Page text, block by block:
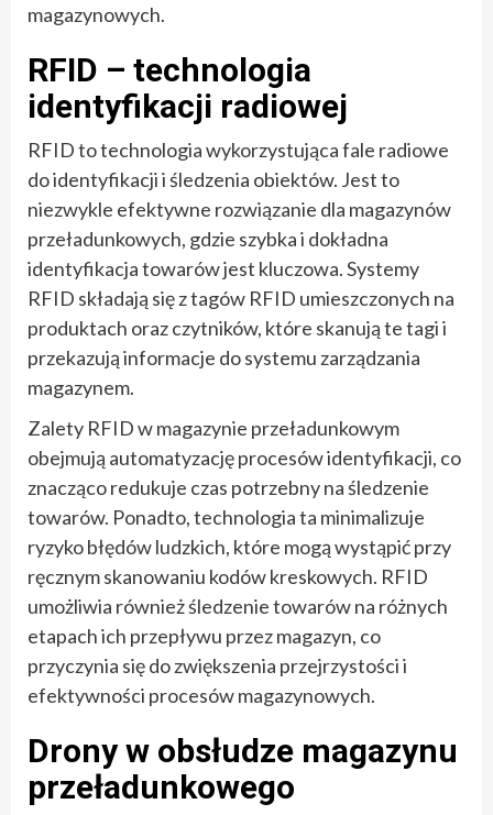
magazynowych.
RFID – technologia
identyfikacji radiowej
RFID to technologia wykorzystująca fale radiowe
do identyfikacji i śledzenia obiektów. Jest to
niezwykle efektywne rozwiązanie dla magazynów
przeładunkowych, gdzie szybka i dokładna
identyfikacja towarów jest kluczowa. Systemy
RFID składają się z tagów RFID umieszczonych na
produktach oraz czytników, które skanują te tagi i
przekazują informacje do systemu zarządzania
magazynem.
Zalety RFID w magazynie przeładunkowym
obejmują automatyzację procesów identyfikacji, co
znacząco redukuje czas potrzebny na śledzenie
towarów. Ponadto, technologia ta minimalizuje
ryzyko błędów ludzkich, które mogą wystąpić przy
ręcznym skanowaniu kodów kreskowych. RFID
umożliwia również śledzenie towarów na różnych
etapach ich przepływu przez magazyn, co
przyczynia się do zwiększenia przejrzystości i
efektywności procesów magazynowych.
Drony w obsłudze magazynu
przeładunkowego